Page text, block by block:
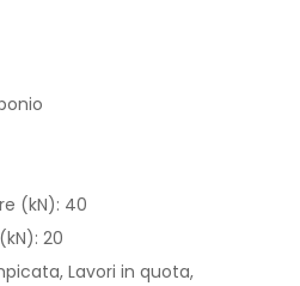
(kN): 40
20
Lavori in quota,